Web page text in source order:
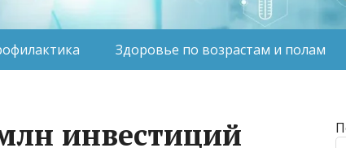
Здоровье по возрастам и полам
инвестиций